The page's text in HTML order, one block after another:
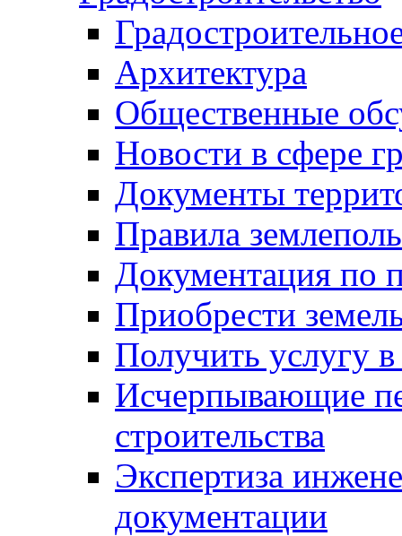
Архитектура
Общественные
Новости в сфере
Документы
Правила
Документация по
Приобрести
Получить услугу в
Исчерпывающие
строительства
Экспертиза
документации